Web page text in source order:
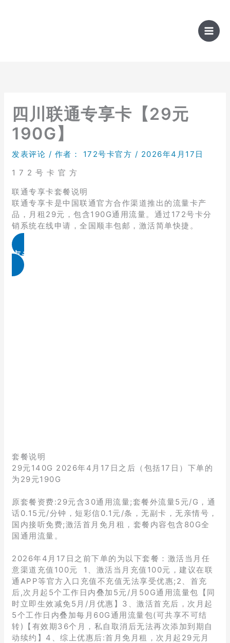
四川联通专享卡【29元
190G】
发表评论 / 作者： 172号卡官方 / 2026年4月17日
1 7 2 号 卡 官 方
联通专享卡套餐说明
联通专享卡是中国联通官方合作渠道推出的流量卡产
品，月租29元，包含190G通用流量。通过172号卡分
销系统在线申请，全国顺丰包邮，激活简单快捷。
点击免费领取
套餐说明
29元140G 2026年4月17日之后（包括17日）下单的
为29元190G
原套餐资费:29元含30通用流量;套餐外流量5元/G，通
话0.15元/分钟，短彩信0.1元/条，无副卡，无亲情号，
国内接听免费;激活首月免月租，套餐内容包含80G全
国通用流量。
2026年4月17日之前下单的为以下套餐：激活当月任
意渠道充值100元 1、激活当月充值100元，建议在联
通APP等官方入口充值不充值无法享受优惠;2、首充
后,次月起5个工作日内叠加5元/月50G通用流量包【同
时立即生效减免5月/月优惠】3、激活首充后，次月起
5个工作日内叠加每月60G通用流量包(可共享不可结
转)【有效期36个月，私自取消后无法再次添加到期自
动续约】4、综上优惠后:首月免月租，次月起29元月